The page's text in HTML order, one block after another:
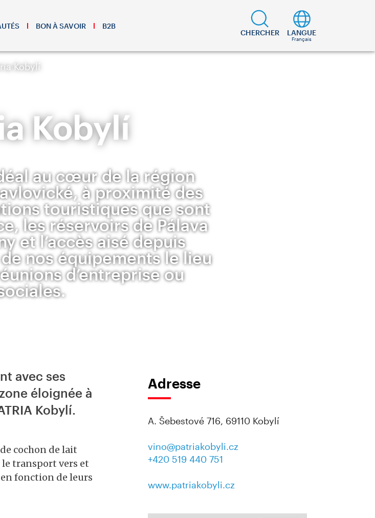
BON À SAVOIR B2B
CHERCHER LANGUE
Français
Kobylí
Kobylí
au cœur de la région
à proximité des
touristiques que sont
les réservoirs de Pálava
et l’accès aisé depuis
nos équipements le lieu
d’entreprise ou
avec ses
éloignée à
Kobylí.
cochon de lait
transport vers et
fonction de leurs
Adresse
A. Šebestové 716, 69110 Kobylí
vino@patriakobyli.cz
+420 519 440 751
www.patriakobyli.cz